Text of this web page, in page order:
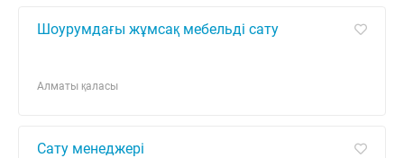
Шоурумдағы жұмсақ мебельді сату
Алматы қаласы
Сату менеджері